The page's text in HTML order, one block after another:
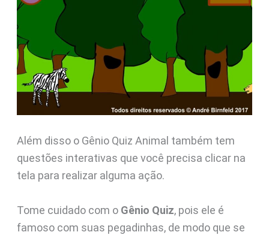
Além disso o Gênio Quiz Animal também tem
questões interativas que você precisa clicar na
tela para realizar alguma ação.
Tome cuidado com o Gênio Quiz, pois ele é
famoso com suas pegadinhas, de modo que se